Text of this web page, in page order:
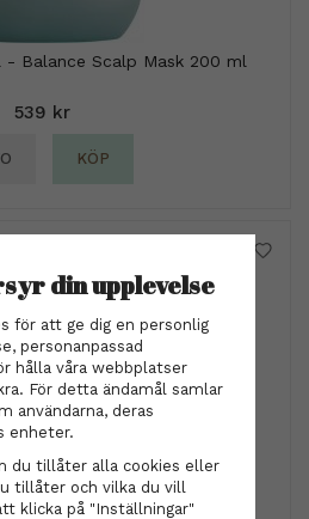
- Balance Scalp Mask 200 ml
539 kr
KÖP
Molly peach/rose
din upplevelse
för att ge dig en personlig
personanpassad
hålla våra webbplatser
För detta ändamål samlar
användarna, deras
enheter.
du tillåter alla cookies eller
tillåter och vilka du vill
klicka på "Inställningar"